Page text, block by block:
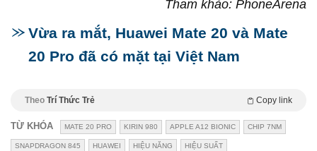
Tham khảo: PhoneArena
Vừa ra mắt, Huawei Mate 20 và Mate
20 Pro đã có mặt tại Việt Nam
Theo Trí Thức Trẻ Copy link
TỪ KHÓA MATE 20 PRO KIRIN 980 APPLE A12 BIONIC CHIP 7NM
SNAPDRAGON 845 HUAWEI HIỆU NĂNG HIỆU SUẤT